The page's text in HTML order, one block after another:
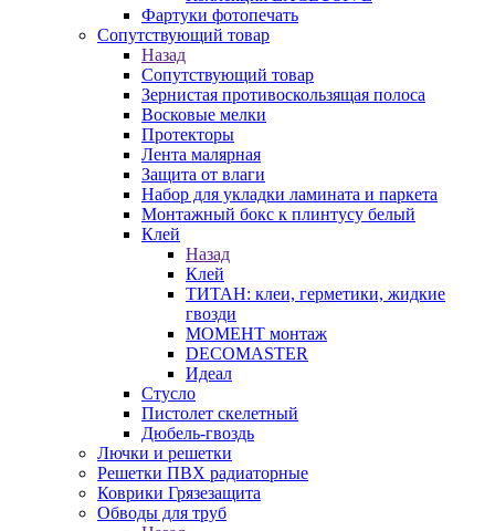
Фартуки фотопечать
Сопутствующий товар
Назад
Сопутствующий товар
Зернистая противоскользящая полоса
Восковые мелки
Протекторы
Лента малярная
Защита от влаги
Набор для укладки ламината и паркета
Монтажный бокс к плинтусу белый
Клей
Назад
Клей
ТИТАН: клеи, герметики, жидкие
гвозди
МОМЕНТ монтаж
DECOMASTER
Идеал
Стусло
Пистолет скелетный
Дюбель-гвоздь
Лючки и решетки
Решетки ПВХ радиаторные
Коврики Грязезащита
Обводы для труб